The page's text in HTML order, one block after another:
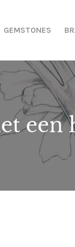
GEMSTONES
een